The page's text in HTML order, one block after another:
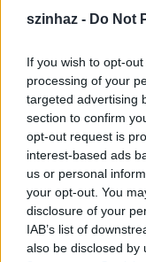
szinhaz - Do Not
If you wish to opt-
processing of your
targeted advertising
section to confirm
opt-out request is
interest-based ads
us or personal
your opt-out. You
disclosure of your
IAB’s list of
also be disclosed by
László
"Két különböző
szorítva.
sokmindent
rémálmaikról.
előadás, teli
élettel. Kéne
"Kevés
egy
színdarabot